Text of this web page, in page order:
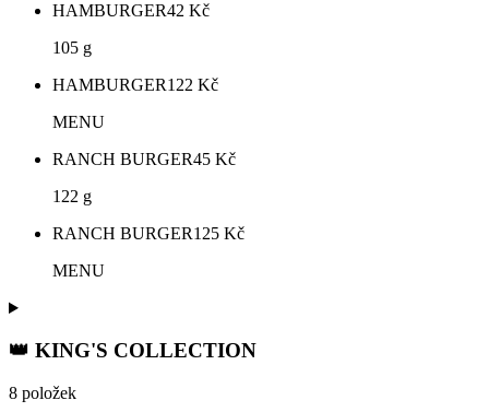
HAMBURGER42 Kč
105 g
HAMBURGER122 Kč
MENU
RANCH BURGER45 Kč
122 g
RANCH BURGER125 Kč
MENU
👑 KING'S COLLECTION
8 položek